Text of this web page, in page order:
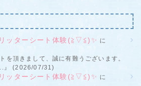
ッターシート体験(≧▽≦)✨ に
を頂きまして、誠に有難うございます。
』 (2026/07/31)
ッターシート体験(≧▽≦)✨ に